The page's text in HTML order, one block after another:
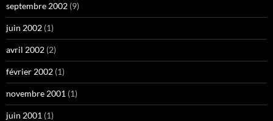
septembre 2002 (9)
juin 2002 (1)
avril 2002 (2)
février 2002 (1)
novembre 2001 (1)
juin 2001 (1)